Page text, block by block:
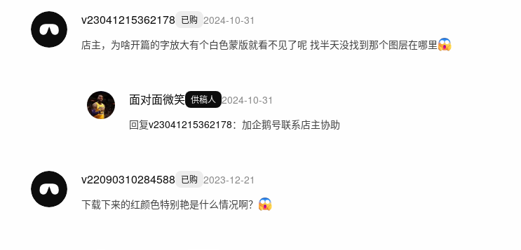
v23041215362178 已购 2024-10-31
店主，为啥开篇的字放大有个白色蒙版就看不见了呢 找半天没找到那个图层在哪里
面对面微笑 供稿人 2024-10-31
回复v23041215362178： 加企鹅号联系店主协助
v22090310284588 已购 2023-12-21
下载下来的红颜色特别艳是什么情况啊？